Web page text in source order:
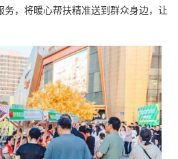
务，将暖心帮扶精准送到群众身边，让